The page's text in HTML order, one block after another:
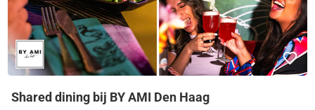
Shared dining bij BY AMI Den Haag